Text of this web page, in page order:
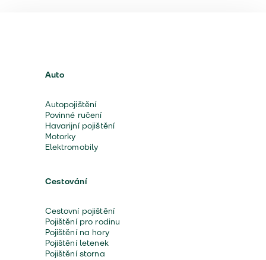
Auto
Autopojištění
Povinné ručení
Havarijní pojištění
Motorky
Elektromobily
Cestování
Cestovní pojištění
Pojištění pro rodinu
Pojištění na hory
Pojištění letenek
Pojištění storna